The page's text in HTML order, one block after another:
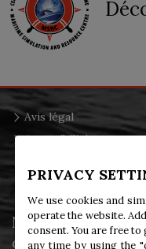
Avis légal
Accessibilité
NOUS JOINDRE
Corporation des
PRIVACY
We use cookies and
operate the website.
consent. You are free
any time by using the